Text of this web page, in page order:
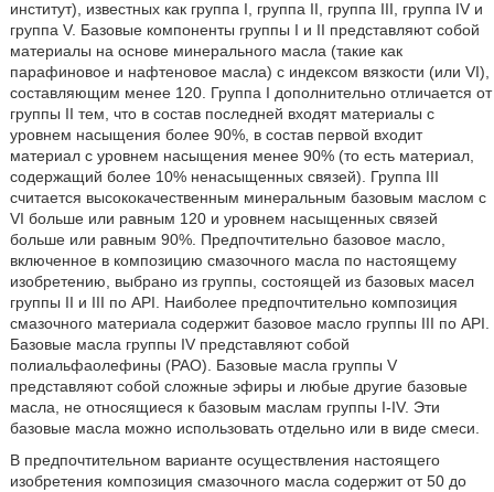
институт), известных как группа I, группа II, группа III, группа IV и
группа V. Базовые компоненты группы I и II представляют собой
материалы на основе минерального масла (такие как
парафиновое и нафтеновое масла) с индексом вязкости (или VI),
составляющим менее 120. Группа I дополнительно отличается от
группы II тем, что в состав последней входят материалы с
уровнем насыщения более 90%, в состав первой входит
материал с уровнем насыщения менее 90% (то есть материал,
содержащий более 10% ненасыщенных связей). Группа III
считается высококачественным минеральным базовым маслом с
VI больше или равным 120 и уровнем насыщенных связей
больше или равным 90%. Предпочтительно базовое масло,
включенное в композицию смазочного масла по настоящему
изобретению, выбрано из группы, состоящей из базовых масел
группы II и III по API. Наиболее предпочтительно композиция
смазочного материала содержит базовое масло группы III по API.
Базовые масла группы IV представляют собой
полиальфаолефины (PAO). Базовые масла группы V
представляют собой сложные эфиры и любые другие базовые
масла, не относящиеся к базовым маслам группы I-IV. Эти
базовые масла можно использовать отдельно или в виде смеси.
В предпочтительном варианте осуществления настоящего
изобретения композиция смазочного масла содержит от 50 до